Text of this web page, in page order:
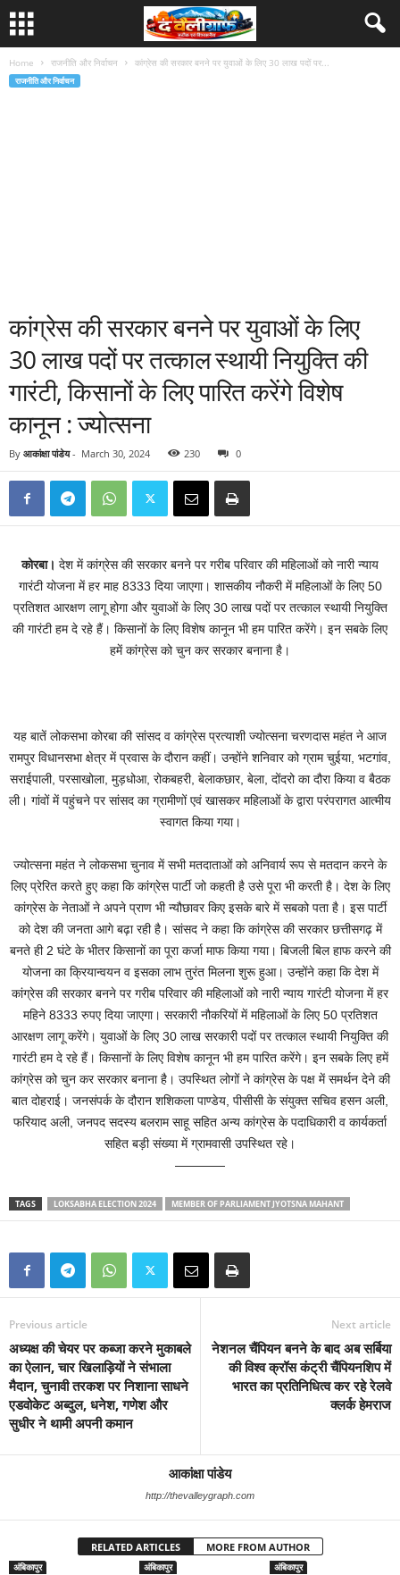
Home राजनीति और निर्वाचन कांग्रेस की सरकार बनने पर युवाओं के लिए 30 लाख पदों पर...
राजनीति और निर्वाचन
कांग्रेस की सरकार बनने पर युवाओं के लिए
30 लाख पदों पर तत्काल स्थायी नियुक्ति की
गारंटी, किसानों के लिए पारित करेंगे विशेष
कानून : ज्योत्सना
By आकांक्षा पांडेय- March 30, 2024 230 0
कोरबा। देश में कांग्रेस की सरकार बनने पर गरीब परिवार की महिलाओं को नारी न्याय
गारंटी योजना में हर माह 8333 दिया जाएगा। शासकीय नौकरी में महिलाओं के लिए 50
प्रतिशत आरक्षण लागू होगा और युवाओं के लिए 30 लाख पदों पर तत्काल स्थायी नियुक्ति
की गारंटी हम दे रहे हैं। किसानों के लिए विशेष कानून भी हम पारित करेंगे। इन सबके लिए
हमें कांग्रेस को चुन कर सरकार बनाना है।
यह बातें लोकसभा कोरबा की सांसद व कांग्रेस प्रत्याशी ज्योत्सना चरणदास महंत ने आज
रामपुर विधानसभा क्षेत्र में प्रवास के दौरान कहीं। उन्होंने शनिवार को ग्राम चुईया, भटगांव,
सराईपाली, परसाखोला, मुड़धोआ, रोकबहरी, बेलाकछार, बेला, दोंदरो का दौरा किया व बैठक
ली। गांवों में पहुंचने पर सांसद का ग्रामीणों एवं खासकर महिलाओं के द्वारा परंपरागत आत्मीय
स्वागत किया गया।
ज्योत्सना महंत ने लोकसभा चुनाव में सभी मतदाताओं को अनिवार्य रूप से मतदान करने के
लिए प्रेरित करते हुए कहा कि कांग्रेस पार्टी जो कहती है उसे पूरा भी करती है। देश के लिए
कांग्रेस के नेताओं ने अपने प्राण भी न्यौछावर किए इसके बारे में सबको पता है। इस पार्टी
को देश की जनता आगे बढ़ा रही है। सांसद ने कहा कि कांग्रेस की सरकार छत्तीसगढ़ में
बनते ही 2 घंटे के भीतर किसानों का पूरा कर्जा माफ किया गया। बिजली बिल हाफ करने की
योजना का क्रियान्वयन व इसका लाभ तुरंत मिलना शुरू हुआ। उन्होंने कहा कि देश में
कांग्रेस की सरकार बनने पर गरीब परिवार की महिलाओं को नारी न्याय गारंटी योजना में हर
महिने 8333 रुपए दिया जाएगा। सरकारी नौकरियों में महिलाओं के लिए 50 प्रतिशत
आरक्षण लागू करेंगे। युवाओं के लिए 30 लाख सरकारी पदों पर तत्काल स्थायी नियुक्ति की
गारंटी हम दे रहे हैं। किसानों के लिए विशेष कानून भी हम पारित करेंगे। इन सबके लिए हमें
कांग्रेस को चुन कर सरकार बनाना है। उपस्थित लोगों ने कांग्रेस के पक्ष में समर्थन देने की
बात दोहराई। जनसंपर्क के दौरान शशिकला पाण्डेय, पीसीसी के संयुक्त सचिव हसन अली,
फरियाद अली, जनपद सदस्य बलराम साहू सहित अन्य कांग्रेस के पदाधिकारी व कार्यकर्ता
सहित बड़ी संख्या में ग्रामवासी उपस्थित रहे।
————
TAGS LOKSABHA ELECTION 2024 MEMBER OF PARLIAMENT JYOTSNA MAHANT
Previous article
अध्यक्ष की चेयर पर कब्जा करने मुकाबले
का ऐलान, चार खिलाड़ियों ने संभाला
मैदान, चुनावी तरकश पर निशाना साधने
एडवोकेट अब्दुल, धनेश, गणेश और
सुधीर ने थामी अपनी कमान
Next article
नेशनल चैंपियन बनने के बाद अब सर्बिया
की विश्व क्रॉस कंट्री चैंपियनशिप में
भारत का प्रतिनिधित्व कर रहे रेलवे
क्लर्क हेमराज
आकांक्षा पांडेय
http://thevalleygraph.com
RELATED ARTICLES MORE FROM AUTHOR
अंबिकापुर अंबिकापुर अंबिकापुर